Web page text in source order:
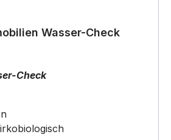
Wasser-Check
Check